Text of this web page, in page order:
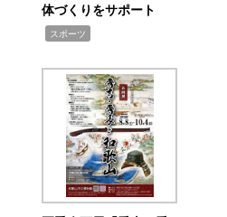
体づくりをサポート
スポーツ